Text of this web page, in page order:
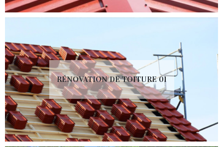
RÉNOVATION DE TOITURE 01